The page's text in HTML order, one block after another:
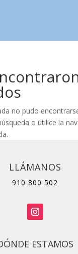
no pudo
o utilice la
LLÁMANOS
910 800 502
ESTAMOS